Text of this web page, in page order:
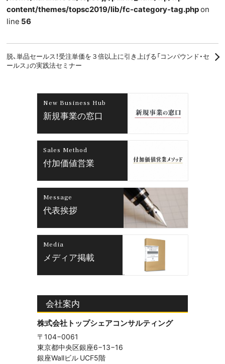
content/themes/topsc2019/lib/fc-category-tag.phpon
line 56
脱、単品セールス！受注単価を３倍以上に引き上げる「コンパウンド・セ
ールス」の実践法セミナー
New Business Hub
新規事業の窓口
Sales Method
付加価値営業
Message
代表挨拶
Media
メディア掲載
会社案内
株式会社トップシェアコンサルティング
〒104−0061
東京都中央区銀座6−13−16
銀座Wallビル UCF5階